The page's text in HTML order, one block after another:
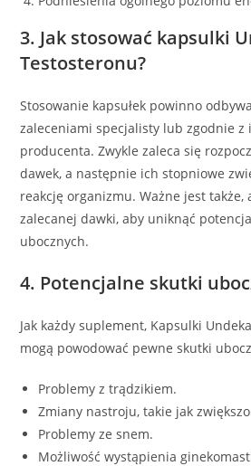
3. Jak stosować kapsulki
Testosteronu?
Stosowanie kapsułek powinno
zaleceniami specjalisty lub zgodnie z
producenta. Zwykle zaleca się
dawek, a następnie ich stopniowe
reakcję organizmu. Ważne jest także,
zalecanej dawki, aby uniknąć
ubocznych.
4. Potencjalne skutki
Jak każdy suplement, Kapsulki
mogą powodować pewne skutki
Problemy z trądzikiem.
Zmiany nastroju, takie jak
Problemy ze snem.
Możliwość wystąpienia